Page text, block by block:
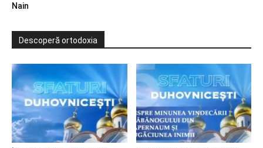
Nain
Descoperă ortodoxia